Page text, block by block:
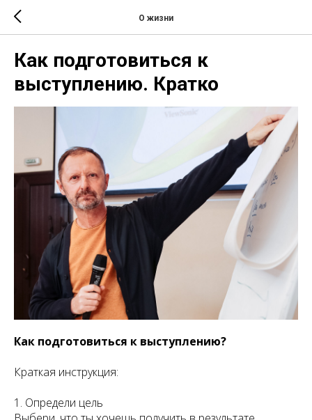
О жизни
Как подготовиться к
выступлению. Кратко
Как подготовиться к выступлению?
Краткая инструкция:
1. Определи цель